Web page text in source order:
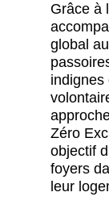
Grâce à
global
indignes
Zéro
objectif
foyers
leur